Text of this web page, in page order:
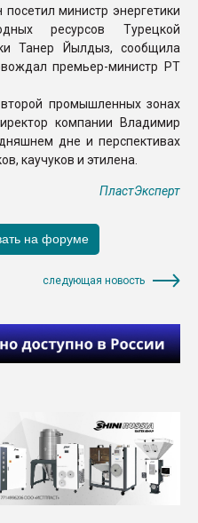
посетил министр энергетики
ресурсов Турецкой
Танер Йылдыз, сообщила
премьер-министр РТ
промышленных зонах
компании Владимир
дне и перспективах
каучуков и этилена.
ПластЭксперт
следующая новость